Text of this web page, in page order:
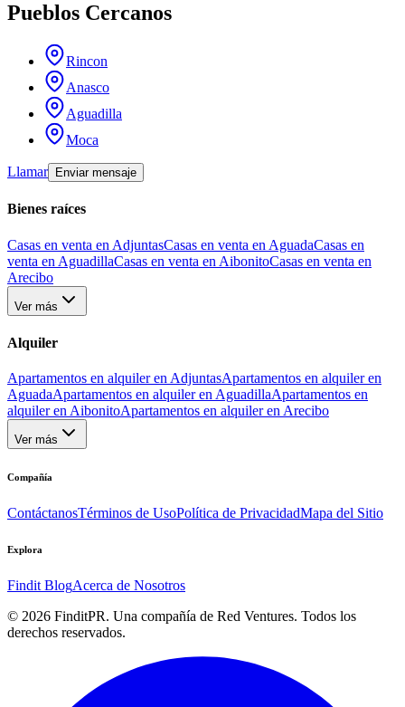
Pueblos Cercanos
Rincon
Anasco
Aguadilla
Moca
Llamar Enviar mensaje
Bienes raíces
Casas en venta en AdjuntasCasas en venta en AguadaCasas en
venta en AguadillaCasas en venta en AibonitoCasas en venta en
Arecibo
Ver más
Alquiler
Apartamentos en alquiler en AdjuntasApartamentos en alquiler en
AguadaApartamentos en alquiler en AguadillaApartamentos en
alquiler en AibonitoApartamentos en alquiler en Arecibo
Ver más
Compañía
ContáctanosTérminos de UsoPolítica de PrivacidadMapa del Sitio
Explora
Findit BlogAcerca de Nosotros
© 2026 FinditPR. Una compañía de Red Ventures. Todos los
derechos reservados.